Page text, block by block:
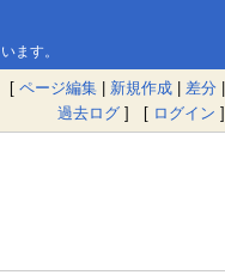
ます。
[ ページ編集 | 新規作成 | 差分 |
過去ログ ] [ ログイン ]